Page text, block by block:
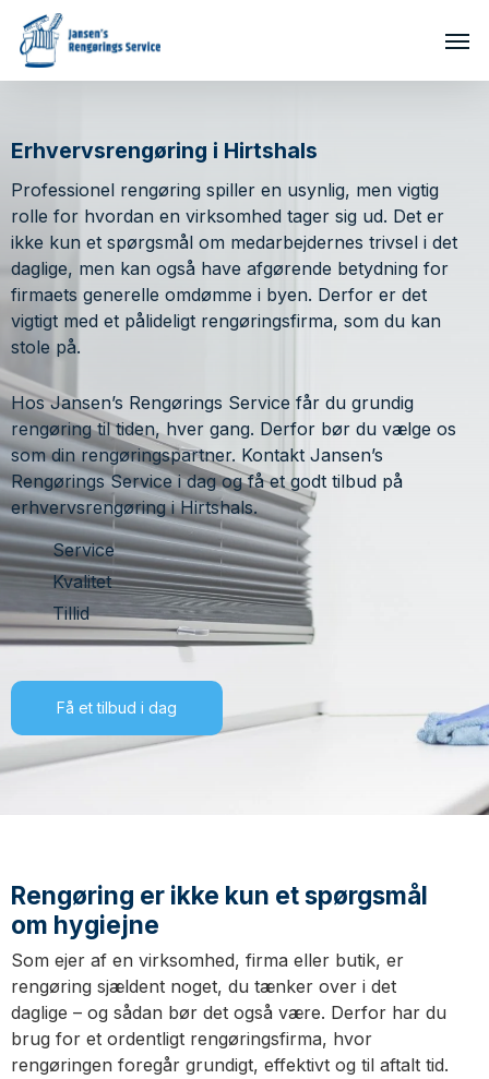
main
Erhvervsrengøring i Hirtshals
Professionel rengøring spiller en usynlig, men vigtig
rolle for hvordan en virksomhed tager sig ud. Det er
ikke kun et spørgsmål om medarbejdernes trivsel i det
daglige, men kan også have afgørende betydning for
firmaets generelle omdømme i byen. Derfor er det
vigtigt med et pålideligt rengøringsfirma, som du kan
stole på.
Hos Jansen’s Rengørings Service får du grundig
rengøring til tiden, hver gang. Derfor bør du vælge os
som din rengøringspartner. Kontakt Jansen’s
Rengørings Service i dag og få et godt tilbud på
erhvervsrengøring i Hirtshals.
Service
Kvalitet
Tillid
Få et tilbud i dag
Rengøring er ikke kun et spørgsmål
om hygiejne
Som ejer af en virksomhed, firma eller butik, er
rengøring sjældent noget, du tænker over i det
daglige – og sådan bør det også være. Derfor har du
brug for et ordentligt rengøringsfirma, hvor
rengøringen foregår grundigt, effektivt og til aftalt tid.